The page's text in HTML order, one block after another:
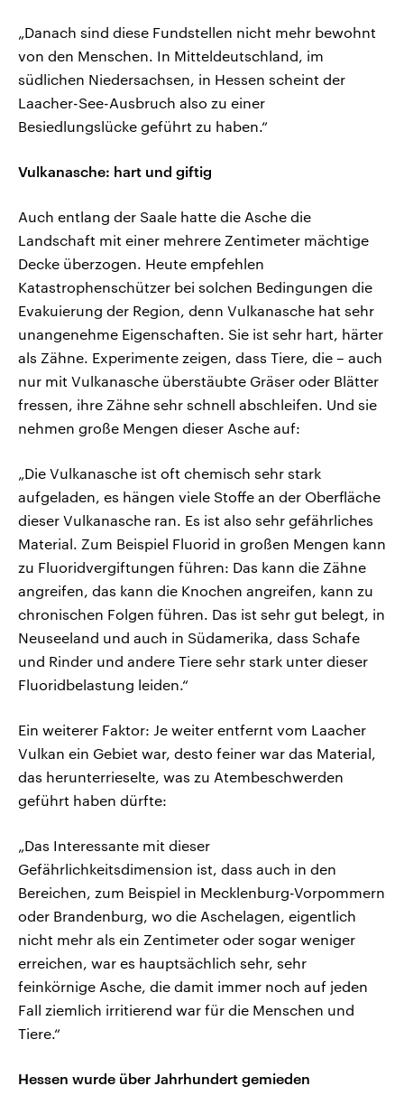
„Danach sind diese Fundstellen nicht mehr bewohnt
von den Menschen. In Mitteldeutschland, im
südlichen Niedersachsen, in Hessen scheint der
Laacher-See-Ausbruch also zu einer
Besiedlungslücke geführt zu haben.“
Vulkanasche: hart und giftig
Auch entlang der Saale hatte die Asche die
Landschaft mit einer mehrere Zentimeter mächtige
Decke überzogen. Heute empfehlen
Katastrophenschützer bei solchen Bedingungen die
Evakuierung der Region, denn Vulkanasche hat sehr
unangenehme Eigenschaften. Sie ist sehr hart, härter
als Zähne. Experimente zeigen, dass Tiere, die – auch
nur mit Vulkanasche überstäubte Gräser oder Blätter
fressen, ihre Zähne sehr schnell abschleifen. Und sie
nehmen große Mengen dieser Asche auf:
„Die Vulkanasche ist oft chemisch sehr stark
aufgeladen, es hängen viele Stoffe an der Oberfläche
dieser Vulkanasche ran. Es ist also sehr gefährliches
Material. Zum Beispiel Fluorid in großen Mengen kann
zu Fluoridvergiftungen führen: Das kann die Zähne
angreifen, das kann die Knochen angreifen, kann zu
chronischen Folgen führen. Das ist sehr gut belegt, in
Neuseeland und auch in Südamerika, dass Schafe
und Rinder und andere Tiere sehr stark unter dieser
Fluoridbelastung leiden.“
Ein weiterer Faktor: Je weiter entfernt vom Laacher
Vulkan ein Gebiet war, desto feiner war das Material,
das herunterrieselte, was zu Atembeschwerden
geführt haben dürfte:
„Das Interessante mit dieser
Gefährlichkeitsdimension ist, dass auch in den
Bereichen, zum Beispiel in Mecklenburg-Vorpommern
oder Brandenburg, wo die Aschelagen, eigentlich
nicht mehr als ein Zentimeter oder sogar weniger
erreichen, war es hauptsächlich sehr, sehr
feinkörnige Asche, die damit immer noch auf jeden
Fall ziemlich irritierend war für die Menschen und
Tiere.“
Hessen wurde über Jahrhundert gemieden